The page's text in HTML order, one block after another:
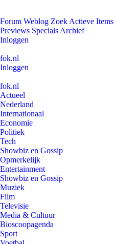
Forum Weblog Zoek Actieve Items
Previews Specials Archief
Inloggen
fok.nl
Inloggen
fok.nl
Actueel
Nederland
Internationaal
Economie
Politiek
Tech
Showbiz en Gossip
Opmerkelijk
Entertainment
Showbiz en Gossip
Muziek
Film
Televisie
Media & Cultuur
Bioscoopagenda
Sport